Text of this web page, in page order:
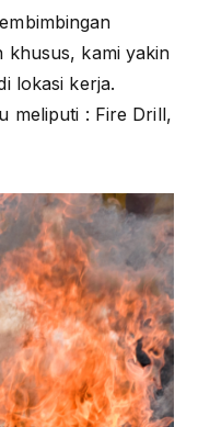
khusus, kami yakin
lokasi kerja.
meliputi : Fire Drill,